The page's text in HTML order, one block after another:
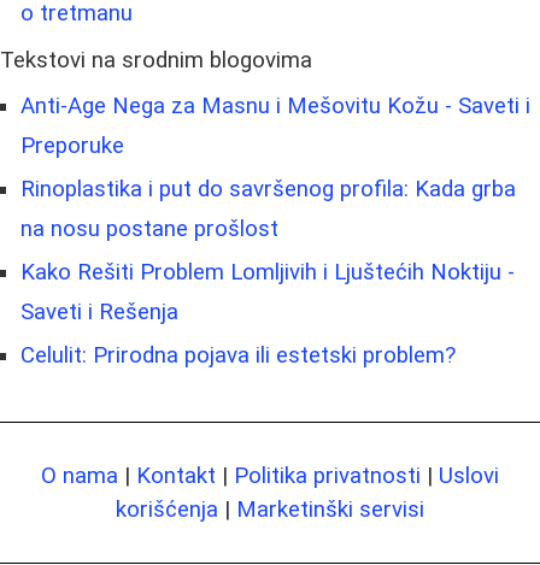
o tretmanu
Tekstovi na srodnim blogovima
Anti-Age Nega za Masnu i Mešovitu Kožu - Saveti i
Preporuke
Rinoplastika i put do savršenog profila: Kada grba
na nosu postane prošlost
Kako Rešiti Problem Lomljivih i Ljuštećih Noktiju -
Saveti i Rešenja
Celulit: Prirodna pojava ili estetski problem?
O nama | Kontakt | Politika privatnosti | Uslovi
korišćenja | Marketinški servisi